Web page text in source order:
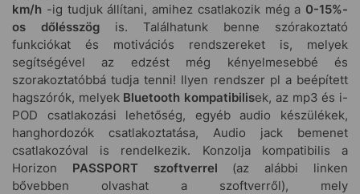
km/h -ig tudjuk állítani, amihez csatlakozik még a 0-15%-
os dőlésszög is. Találhatunk benne szórakoztató
funkciókat és motivációs rendszereket is, melyek
segítségével az edzést még kényelmesebbé és
szorakoztatóbbá tudja tenni! Ilyen rendszer pl a beépített
hagszórók, melyek Bluetooth kompatibilisek, az mp3 és i-
POD csatlakozási lehetőség, egyéb audio készülékek,
hanghordozók csatlakoztatása, Audio jack bemenet
csatlakozóval is rendelkezik. Konzolja kompatibilis a
Horizon PASSPORT szoftverrel (az alábbi linken
bővebben olvashat a szoftverről), mely